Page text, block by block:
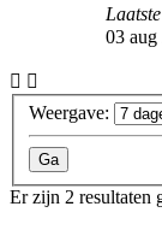
03
Weergave:
Er zijn 2 resultaten